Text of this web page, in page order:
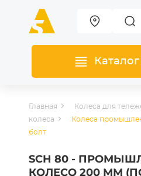
Главная Колеса для
колеса
Колеса
болт
SCH 80 -
КОЛЕСО 200 ММ